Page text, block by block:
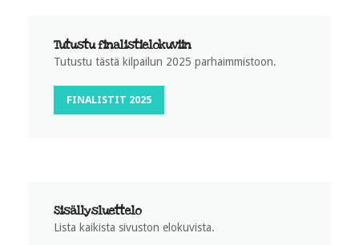
Tutustu finalistielokuviin
Tutustu tästä kilpailun 2025 parhaimmistoon.
FINALISTIT 2025
Sisällysluettelo
Lista kaikista sivuston elokuvista.